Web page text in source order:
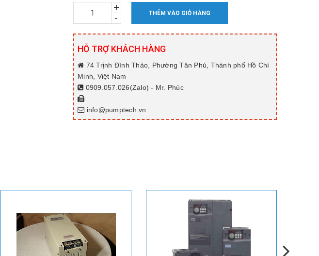
+
-
THÊM VÀO GIỎ HÀNG
HỖ TRỢ KHÁCH HÀNG
74 Trịnh Đình Thảo, Phường Tân Phú, Thành phố Hồ Chí
Minh, Việt Nam
0909.057.026(Zalo) - Mr. Phúc
info@pumptech.vn